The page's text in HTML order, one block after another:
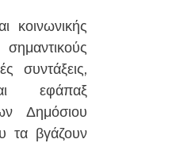
κοινωνικής
συντάξεις,
εφάπαξ
Δημόσιου
τα βγάζουν